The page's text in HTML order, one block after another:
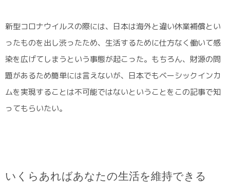
新型コロナウイルスの際には、日本は海外と違い休業補償とい
ったものを出し渋ったため、生活するために仕方なく働いて感
染を広げてしまうという事態が起こった。もちろん、財源の問
題があるため簡単には言えないが、日本でもベーシックインカ
ムを実現することは不可能ではないということをこの記事で知
ってもらいたい。
いくらあればあなたの生活を維持できる